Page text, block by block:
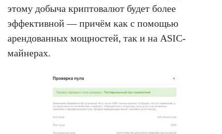
этому добыча криптовалют будет более
эффективной — причём как с помощью
арендованных мощностей, так и на ASIC-
майнерах.